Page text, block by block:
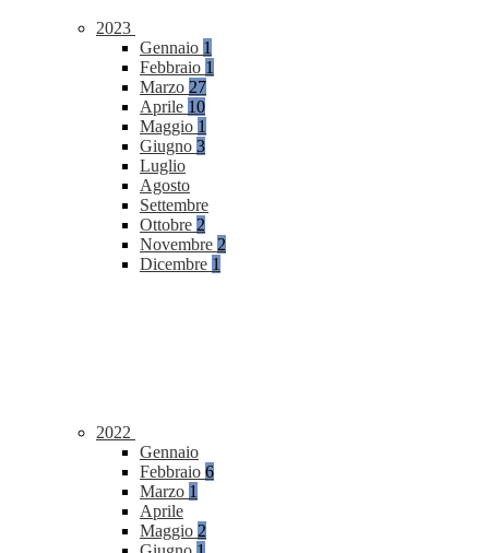
2023
Gennaio 1
Febbraio 1
Marzo 27
Aprile 10
Maggio 1
Giugno 3
Luglio
Agosto
Settembre
Ottobre 2
Novembre 2
Dicembre 1
2022
Gennaio
Febbraio 6
Marzo 1
Aprile
Maggio 2